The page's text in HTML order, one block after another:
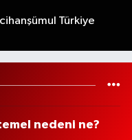
Türkiye
nedeni ne?